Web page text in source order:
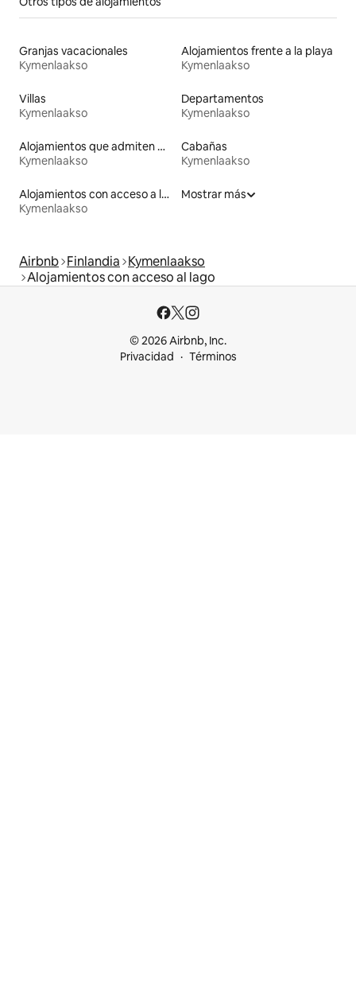
Granjas vacacionales
Kymenlaakso
Alojamientos frente a la playa
Kymenlaakso
Villas
Kymenlaakso
Departamentos
Kymenlaakso
Alojamientos que admiten mascotas
Kymenlaakso
Cabañas
Kymenlaakso
Alojamientos con acceso a la playa
Kymenlaakso
Mostrar más
Airbnb Finlandia Kymenlaakso
Alojamientos con acceso al lago
© 2026 Airbnb, Inc.
Privacidad
Términos